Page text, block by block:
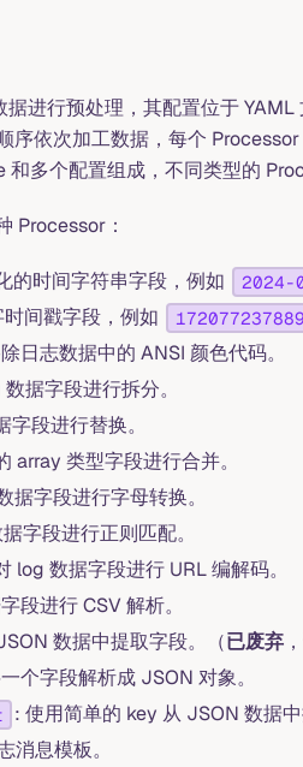
进行预处理，其配置位于 YAML
序依次加工数据，每个
多个配置组成，不同类型的
Processor：
的时间字符串字段，例如 2024-
间戳字段，例如
日志数据中的 ANSI 颜色代码。
据字段进行拆分。
字段进行替换。
array 类型字段进行合并。
据字段进行字母转换。
字段进行正则匹配。
log 数据字段进行 URL 编解码。
段进行 CSV 解析。
数据中提取字段。（已废弃
个字段解析成 JSON 对象。
: 使用简单的 key 从 JSON 数据中
消息模板。